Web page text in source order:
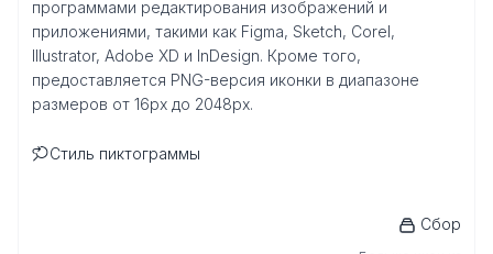
программами редактирования изображений и
приложениями, такими как Figma, Sketch, Corel,
Illustrator, Adobe XD и InDesign. Кроме того,
предоставляется PNG-версия иконки в диапазоне
размеров от 16px до 2048px.
Стиль пиктограммы
Сбор